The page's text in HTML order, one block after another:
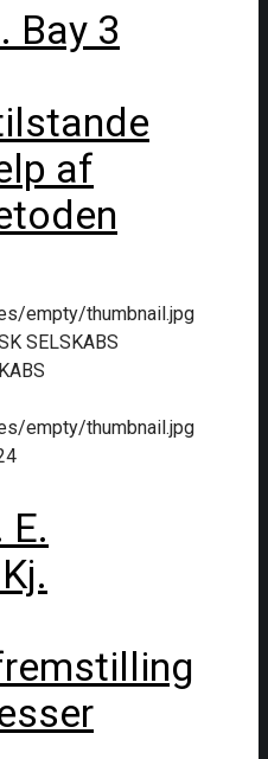
Bay 3
af
empty/thumbnail.jpg
SELSKABS
empty/thumbnail.jpg
E.